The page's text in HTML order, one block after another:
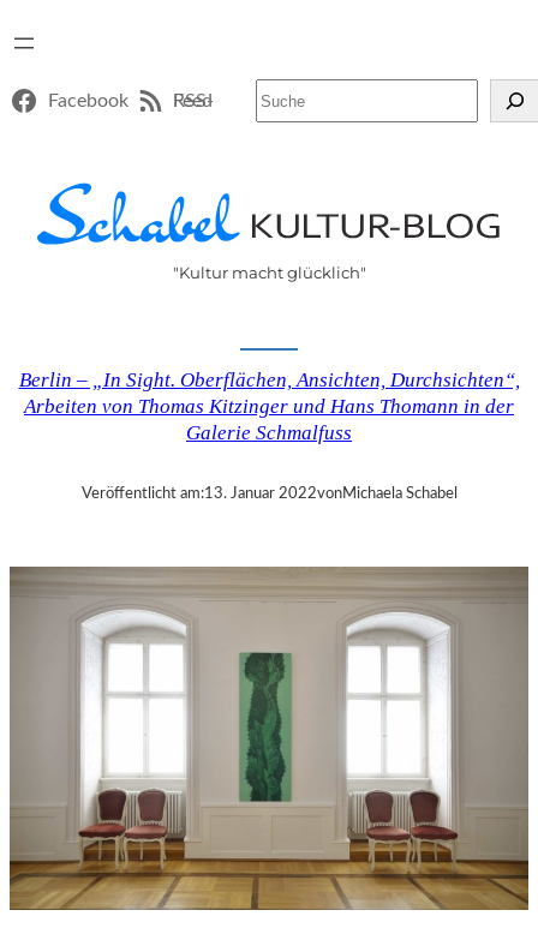
Facebook RSS-Feed
"Kultur macht glücklich"
Berlin – „In Sight. Oberflächen, Ansichten, Durchsichten“,
Arbeiten von Thomas Kitzinger und Hans Thomann in der
Galerie Schmalfuss
Veröffentlicht am:13. Januar 2022vonMichaela Schabel